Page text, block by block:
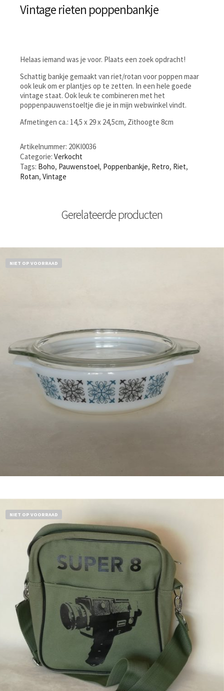
Vintage rieten poppenbankje
Helaas iemand was je voor. Plaats een zoek opdracht!
Schattig bankje gemaakt van riet/rotan voor poppen maar
ook leuk om er plantjes op te zetten. In een hele goede
vintage staat. Ook leuk te combineren met het
poppenpauwenstoeltje die je in mijn webwinkel vindt.
Afmetingen ca.: 14,5 x 29 x 24,5cm, Zithoogte 8cm
Artikelnummer: 20KI0036
Categorie: Verkocht
Tags: Boho, Pauwenstoel, Poppenbankje, Retro, Riet,
Rotan, Vintage
Gerelateerde producten
NIET OP VOORRAAD
NIET OP VOORRAAD
18,50